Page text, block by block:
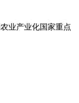
业产业化国家重点